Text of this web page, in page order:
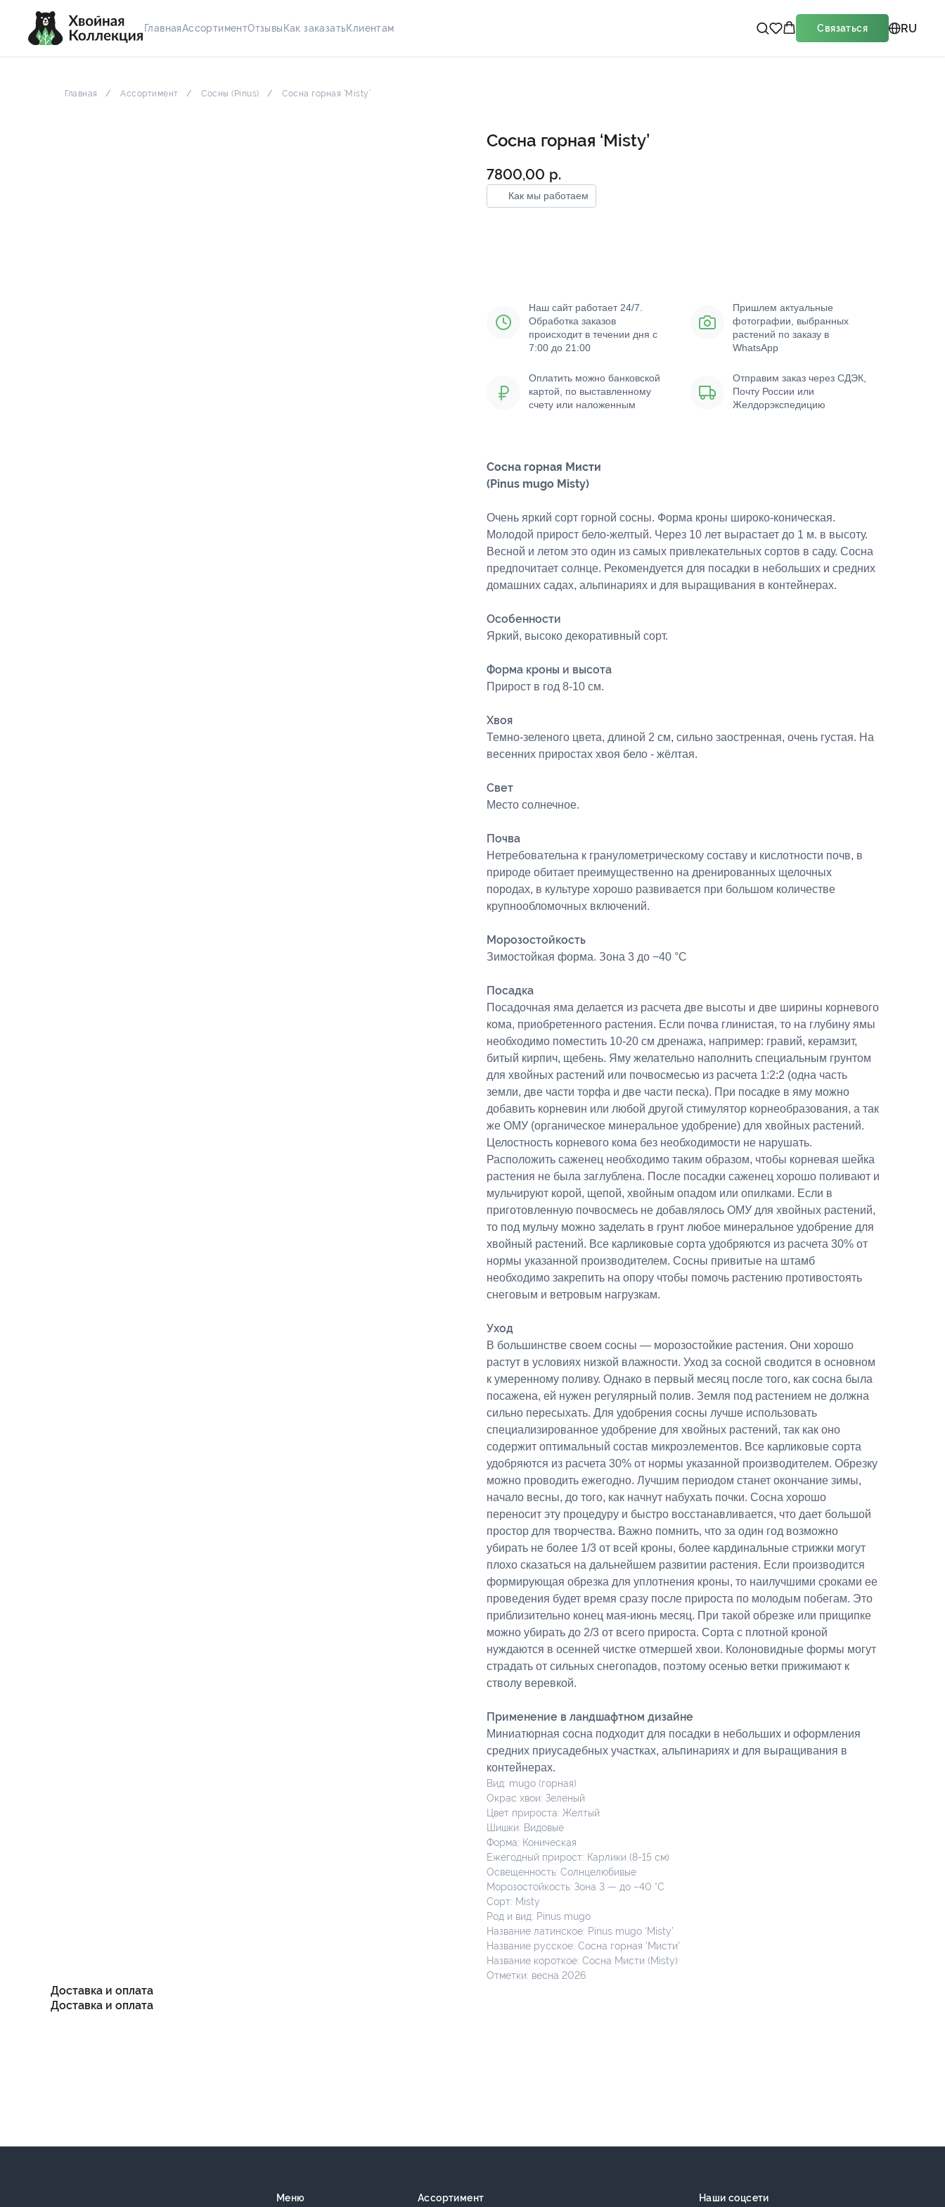
ГлавнаяАссортиментОтзывыКак заказатьКлиентам Связаться RU
Главная Ассортимент Сосны (Pinus) Сосна горная ‘Misty’
Сосна горная ‘Misty’
7800,00 р.
Как мы работаем
Наш сайт работает 24/7.
Обработка заказов
происходит в течении дня с
7:00 до 21:00
Пришлем актуальные
фотографии, выбранных
растений по заказу в
WhatsApp
Отправим заказ через СДЭК,
Почту России или
Желдорэкспедицию
Оплатить можно банковской
картой, по выставленному
счету или наложенным
Сосна горная Мисти
(Pinus mugo Misty)
Очень яркий сорт горной сосны. Форма кроны широко-коническая.
Молодой прирост бело-желтый. Через 10 лет вырастает до 1 м. в высоту.
Весной и летом это один из самых привлекательных сортов в саду. Сосна
предпочитает солнце. Рекомендуется для посадки в небольших и средних
домашних садах, альпинариях и для выращивания в контейнерах.
Особенности
Яркий, высоко декоративный сорт.
Форма кроны и высота
Прирост в год 8-10 см.
Хвоя
Темно-зеленого цвета, длиной 2 см, сильно заостренная, очень густая. На
весенних приростах хвоя бело - жёлтая.
Свет
Место солнечное.
Почва
Нетребовательна к гранулометрическому составу и кислотности почв, в
природе обитает преимущественно на дренированных щелочных
породах, в культуре хорошо развивается при большом количестве
крупнообломочных включений.
Морозостойкость
Зимостойкая форма. Зона 3 до −40 °C
Посадка
Посадочная яма делается из расчета две высоты и две ширины корневого
кома, приобретенного растения. Если почва глинистая, то на глубину ямы
необходимо поместить 10-20 см дренажа, например: гравий, керамзит,
битый кирпич, щебень. Яму желательно наполнить специальным грунтом
для хвойных растений или почвосмесью из расчета 1:2:2 (одна часть
земли, две части торфа и две части песка). При посадке в яму можно
добавить корневин или любой другой стимулятор корнеобразования, а так
же ОМУ (органическое минеральное удобрение) для хвойных растений.
Целостность корневого кома без необходимости не нарушать.
Расположить саженец необходимо таким образом, чтобы корневая шейка
растения не была заглублена. После посадки саженец хорошо поливают и
мульчируют корой, щепой, хвойным опадом или опилками. Если в
приготовленную почвосмесь не добавлялось ОМУ для хвойных растений,
то под мульчу можно заделать в грунт любое минеральное удобрение для
хвойный растений. Все карликовые сорта удобряются из расчета 30% от
нормы указанной производителем. Сосны привитые на штамб
необходимо закрепить на опору чтобы помочь растению противостоять
снеговым и ветровым нагрузкам.
Уход
В большинстве своем сосны — морозостойкие растения. Они хорошо
растут в условиях низкой влажности. Уход за сосной сводится в основном
к умеренному поливу. Однако в первый месяц после того, как сосна была
посажена, ей нужен регулярный полив. Земля под растением не должна
сильно пересыхать. Для удобрения сосны лучше использовать
специализированное удобрение для хвойных растений, так как оно
содержит оптимальный состав микроэлементов. Все карликовые сорта
удобряются из расчета 30% от нормы указанной производителем. Обрезку
можно проводить ежегодно. Лучшим периодом станет окончание зимы,
начало весны, до того, как начнут набухать почки. Сосна хорошо
переносит эту процедуру и быстро восстанавливается, что дает большой
простор для творчества. Важно помнить, что за один год возможно
убирать не более 1/3 от всей кроны, более кардинальные стрижки могут
плохо сказаться на дальнейшем развитии растения. Если производится
формирующая обрезка для уплотнения кроны, то наилучшими сроками ее
проведения будет время сразу после прироста по молодым побегам. Это
приблизительно конец мая-июнь месяц. При такой обрезке или прищипке
можно убирать до 2/3 от всего прироста. Сорта с плотной кроной
нуждаются в осенней чистке отмершей хвои. Колоновидные формы могут
страдать от сильных снегопадов, поэтому осенью ветки прижимают к
стволу веревкой.
Применение в ландшафтном дизайне
Миниатюрная сосна подходит для посадки в небольших и оформления
средних приусадебных участках, альпинариях и для выращивания в
контейнерах.
Вид: mugo (горная)
Окрас хвои: Зеленый
Цвет прироста: Желтый
Шишки: Видовые
Форма: Коническая
Ежегодный прирост: Карлики (8-15 см)
Освещенность: Солнцелюбивые
Морозостойкость: Зона 3 — до −40 °C
Сорт: Misty
Род и вид: Pinus mugo
Название латинское: Pinus mugo ‘Misty’
Название русское: Сосна горная ‘Мисти’
Название короткое: Сосна Мисти (Misty)
Отметки: весна 2026
Доставка и оплата
Доставка и оплата
Меню Ассортимент Наши соцсети